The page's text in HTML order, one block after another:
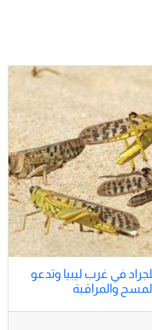
في غرب ليبيا وتدعو
والمراقبة